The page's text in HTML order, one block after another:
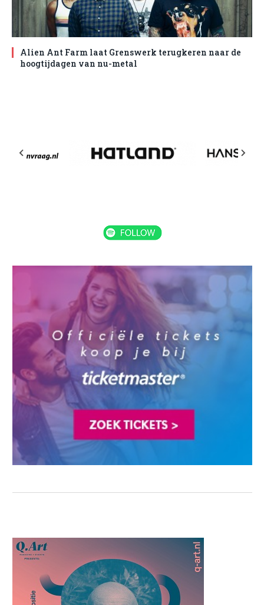
Alien Ant Farm laat Grenswerk terugkeren naar de
hoogtijdagen van nu-metal